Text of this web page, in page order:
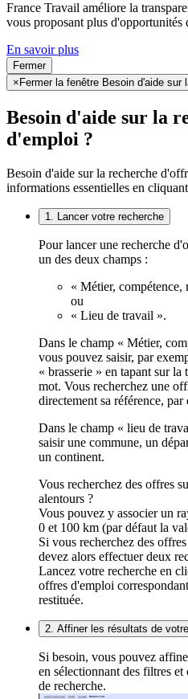
France Travail améliore la
vous proposant plus d'opportunités
En savoir plus
Fermer
× Fermer la fenêtre Besoin d'aide sur
Besoin d'aide sur la
d'emploi ?
Besoin d'aide sur la recherche
informations essentielles en
1. Lancer votre recherche
Pour lancer une recherche
un des deux champs :
« Métier, compétence,
ou
« Lieu de travail ».
Dans le champ « Métier,
vous pouvez saisir, par
« brasserie » en tapant sur la
mot. Vous recherchez une
directement sa référence,
Dans le champ « lieu de
saisir une commune, un
un continent.
Vous recherchez des offres
alentours ?
Vous pouvez y associer un
0 et 100 km (par défaut la
Si vous recherchez des
devez alors effectuer deux
Lancez votre recherche en
offres d'emploi
restituée.
2. Affiner les résultats de
Si besoin, vous pouvez
en sélectionnant des filtres et
de recherche.